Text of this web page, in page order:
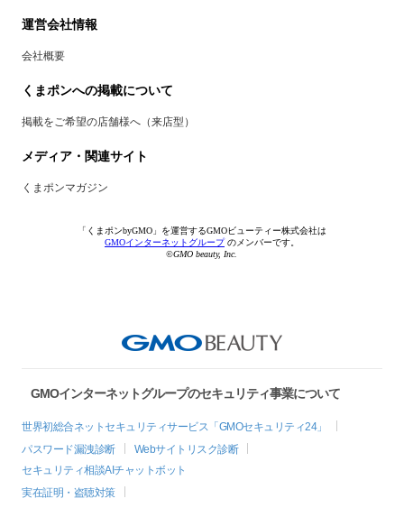
運営会社情報
会社概要
くまポンへの掲載について
掲載をご希望の店舗様へ（来店型）
メディア・関連サイト
くまポンマガジン
「くまポンbyGMO」を運営するGMOビューティー株式会社は
GMOインターネットグループのメンバーです。
©GMO beauty, Inc.
GMOインターネットグループのセキュリティ事業について
世界初総合ネットセキュリティサービス「GMOセキュリティ24」
パスワード漏洩診断
Webサイトリスク診断
セキュリティ相談AIチャットボット
実在証明・盗聴対策